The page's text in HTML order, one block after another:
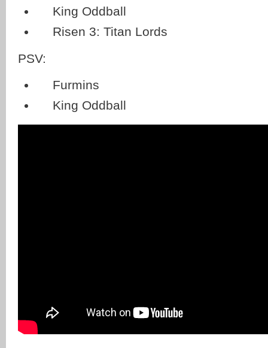
King Oddball
Risen 3: Titan Lords
PSV:
Furmins
King Oddball